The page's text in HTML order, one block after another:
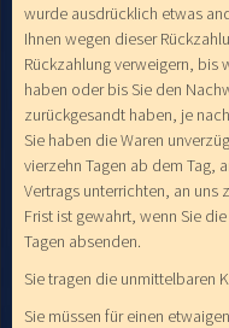
wurde ausdrücklich etwas
Ihnen wegen dieser
Rückzahlung verweigern, bis
haben oder bis Sie den
zurückgesandt haben, je
Sie haben die Waren
vierzehn Tagen ab dem Tag,
Vertrags unterrichten, an
Frist ist gewahrt, wenn Sie
Tagen absenden.
Sie tragen die unmittelbaren
Sie müssen für einen